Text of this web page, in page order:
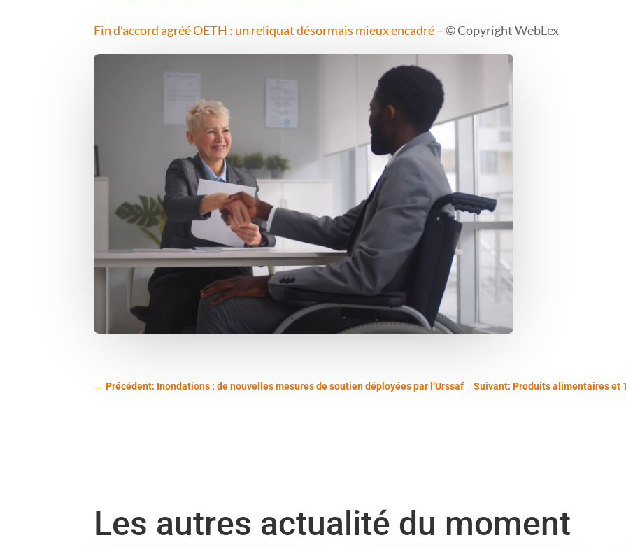
Fin d’accord agréé OETH : un reliquat désormais mieux encadré– © Copyright WebLex
←Précédent: Inondations : de nouvelles mesures de soutien déployées par l’Urssaf Suivant: Produits alimentaires et
Les autres actualité du moment